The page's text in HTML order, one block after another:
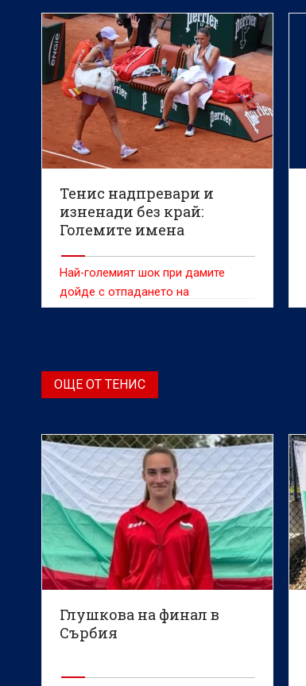
Тенис надпревари и
изненади без край:
Големите имена
Най-големият шок при дамите
дойде с отпадането на
четирикратната шампионка Ига
ОЩЕ ОТ ТЕНИС
Глушкова на финал в
Сърбия